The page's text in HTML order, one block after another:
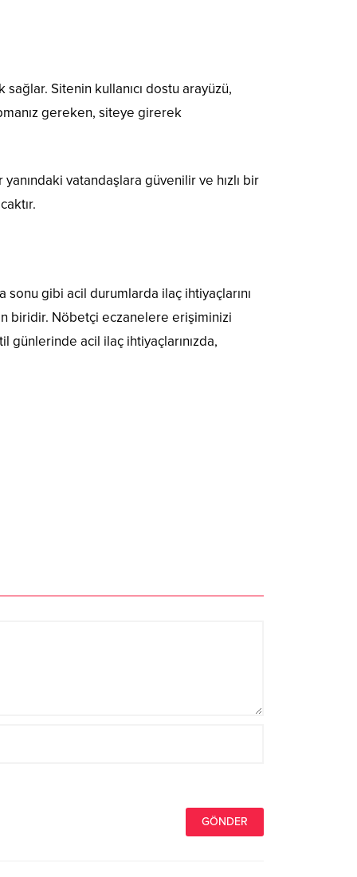
Sitenin kullanıcı dostu arayüzü,
gereken, siteye girerek
vatandaşlara güvenilir ve hızlı bir
gibi acil durumlarda ilaç ihtiyaçlarını
biridir. Nöbetçi eczanelere erişiminizi
acil ilaç ihtiyaçlarınızda,